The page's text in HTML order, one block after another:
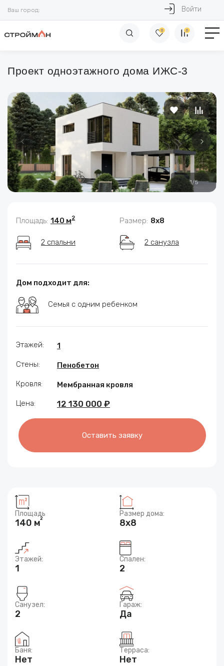
Ваш город: Войти
0 0
Проект одноэтажного дома ИЖС-3
1/5
Площадь: 140 м2 Размер: 8x8
2 спальни 2 санузла
Дом подходит для:
Семья с одним ребенком
Этажей: 1
Стены: Пенобетон
Кровля: Мембранная кровля
Цена: 12 130 000 ₽
Оставить заявку
Площадь
140 м2
Размер дома:
8x8
Этажей:
1
Спален:
2
Санузел:
2
Гараж:
Да
Баня:
Нет
Терраса:
Нет